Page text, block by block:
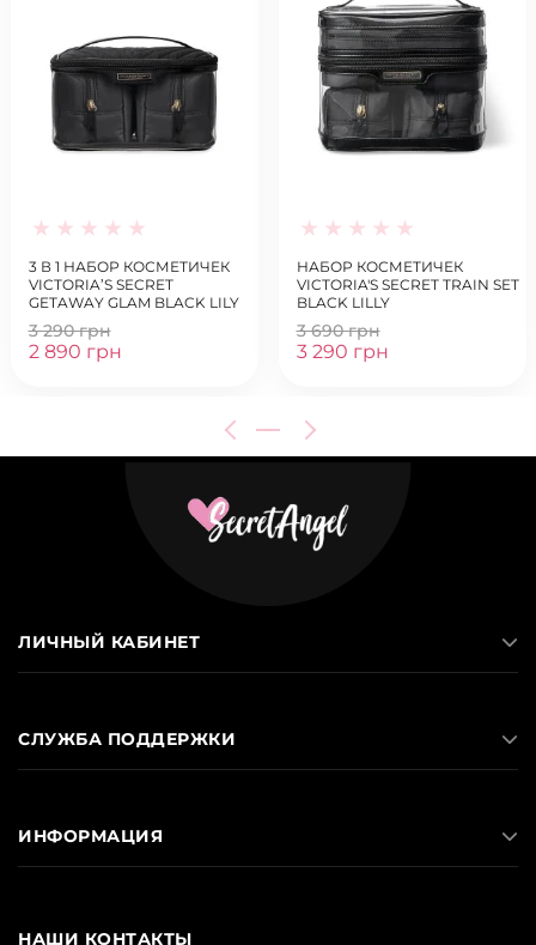
3 В 1 НАБОР КОСМЕТИЧЕК
VICTORIA’S SECRET
GETAWAY GLAM BLACK LILY
3 290 грн
2 890 грн
НАБОР КОСМЕТИЧЕК
VICTORIA'S SECRET TRAIN SET
BLACK LILLY
3 690 грн
3 290 грн
НАШИ КОНТАКТЫ
ЛИЧНЫЙ КАБИНЕТ
СЛУЖБА ПОДДЕРЖКИ
ИНФОРМАЦИЯ